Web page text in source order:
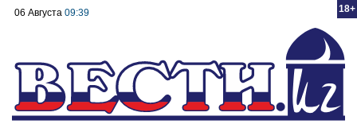
18+
06 Августа 09:39